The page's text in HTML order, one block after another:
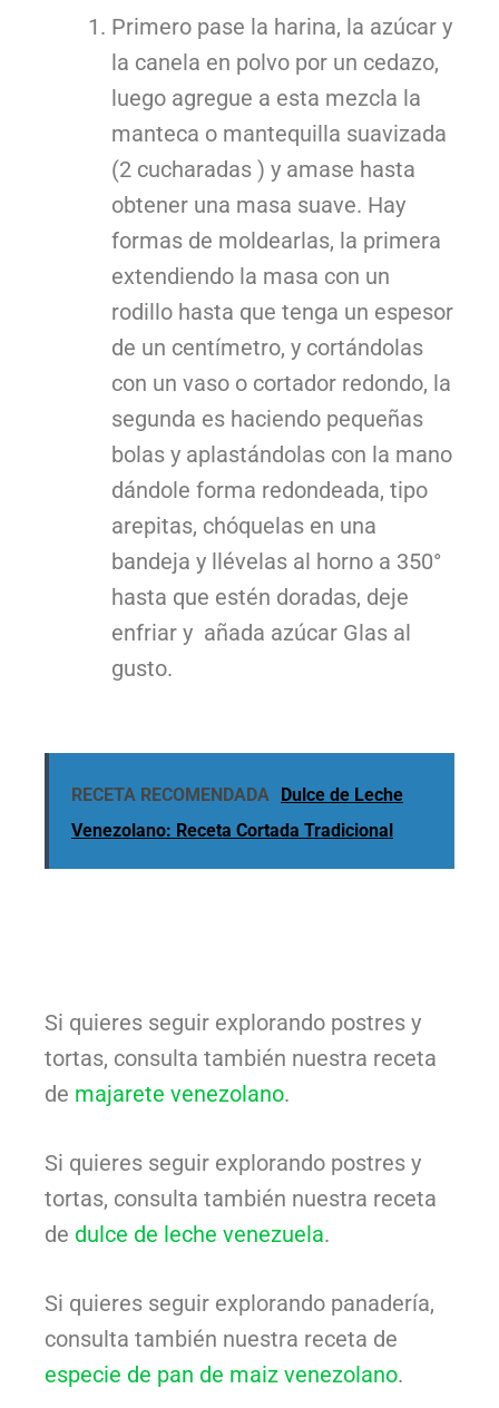
Primero pase la harina, la azúcar y
la canela en polvo por un cedazo,
luego agregue a esta mezcla la
manteca o mantequilla suavizada
(2 cucharadas ) y amase hasta
obtener una masa suave. Hay
formas de moldearlas, la primera
extendiendo la masa con un
rodillo hasta que tenga un espesor
de un centímetro, y cortándolas
con un vaso o cortador redondo, la
segunda es haciendo pequeñas
bolas y aplastándolas con la mano
dándole forma redondeada, tipo
arepitas, chóquelas en una
bandeja y llévelas al horno a 350°
hasta que estén doradas, deje
enfriar y añada azúcar Glas al
gusto.
RECETA RECOMENDADA
Dulce de Leche
Venezolano: Receta Cortada Tradicional
Si quieres seguir explorando postres y
tortas, consulta también nuestra receta
de majarete venezolano.
Si quieres seguir explorando postres y
tortas, consulta también nuestra receta
de dulce de leche venezuela.
Si quieres seguir explorando panadería,
consulta también nuestra receta de
especie de pan de maiz venezolano.